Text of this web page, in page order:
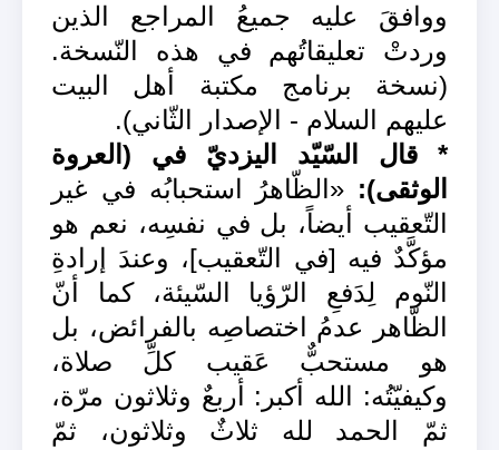
ووافقَ عليه جميعُ المراجع الذين
وردتْ تعليقاتُهم في هذه النّسخة.
(نسخة برنامج مكتبة أهل البيت
عليهم السلام - الإصدار الثّاني).
* قال السّيّد اليزديّ في (العروة
الوثقى): «الظّاهرُ استحبابُه في غير
التّعقيب أيضاً، بل في نفسِه، نعم هو
مؤكَّدٌ فيه [في التّعقيب]، وعندَ إرادةِ
النّوم لِدَفعِ الرّؤيا السّيئة، كما أنّ
الظّاهر عدمُ اختصاصِه بالفرائض، بل
هو مستحبٌّ عَقيب كلِّ صلاة،
وكيفيّتُه: الله أكبر: أربعٌ وثلاثون مرّة،
ثمّ الحمد لله ثلاثٌ وثلاثون، ثمّ